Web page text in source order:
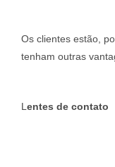
Os clientes estão,
tenham outras
L entes de contato